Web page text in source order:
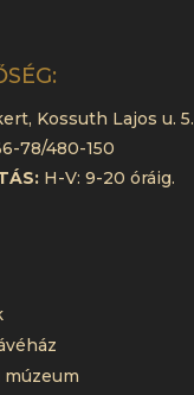
Kossuth Lajos u. 5.
78/480-150
H-V: 9-20 óráig.
múzeum